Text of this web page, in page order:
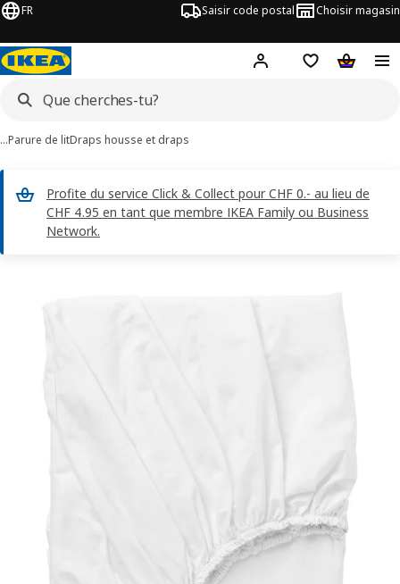
FR Saisir code postal Choisir magasin
Hej! Connecte-toi
Liste d'achats
Panier
…Parure de litDraps housse et draps
Profite du service Click & Collect pour CHF 0.- au lieu de
CHF 4.95 en tant que membre IKEA Family ou Business
Network.